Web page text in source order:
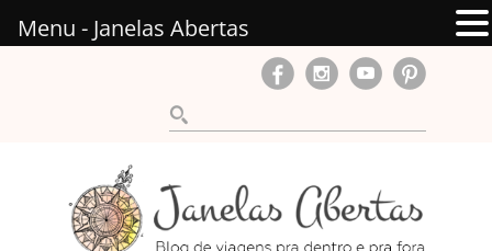
Menu - Janelas Abertas